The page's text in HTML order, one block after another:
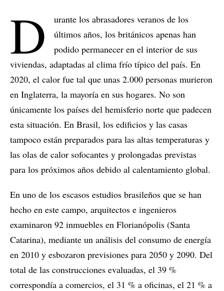
D
urante los abrasadores veranos de los
últimos años, los británicos apenas han
podido permanecer en el interior de sus
viviendas, adaptadas al clima frío típico del país. En
2020, el calor fue tal que unas 2.000 personas murieron
en Inglaterra, la mayoría en sus hogares. No son
únicamente los países del hemisferio norte que padecen
esta situación. En Brasil, los edificios y las casas
tampoco están preparados para las altas temperaturas y
las olas de calor sofocantes y prolongadas previstas
para los próximos años debido al calentamiento global.
En uno de los escasos estudios brasileños que se han
hecho en este campo, arquitectos e ingenieros
examinaron 92 inmuebles en Florianópolis (Santa
Catarina), mediante un análisis del consumo de energía
en 2010 y esbozaron previsiones para 2050 y 2090. Del
total de las construcciones evaluadas, el 39 %
correspondía a comercios, el 31 % a oficinas, el 21 % a